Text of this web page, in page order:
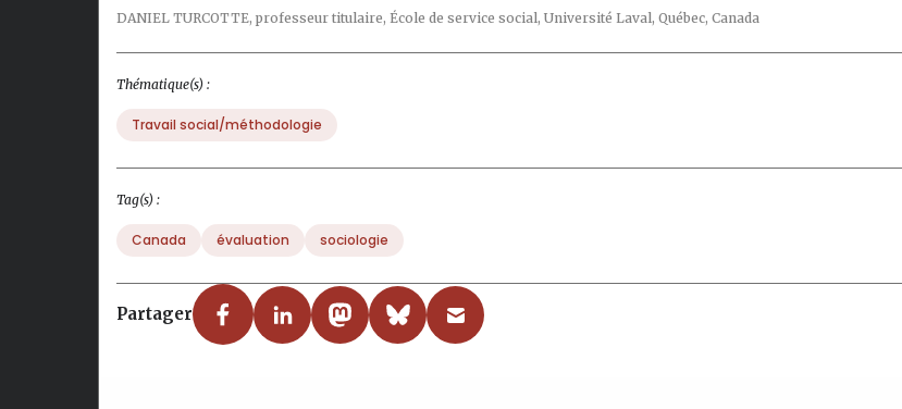
DANIEL TURCOTTE, professeur titulaire, École de service social, Université Laval, Québec, Canada
Thématique(s) :
Travail social/méthodologie
Tag(s) :
Canada évaluation sociologie
Partager